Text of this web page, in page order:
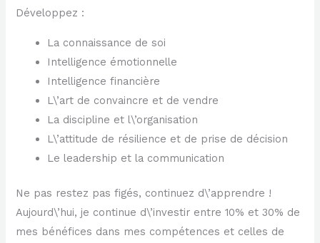
Développez :
La connaissance de soi
Intelligence émotionnelle
Intelligence financière
L\’art de convaincre et de vendre
La discipline et l\’organisation
L\’attitude de résilience et de prise de décision
Le leadership et la communication
Ne pas restez pas figés, continuez d\’apprendre !
Aujourd\’hui, je continue d\’investir entre 10% et 30% de
mes bénéfices dans mes compétences et celles de